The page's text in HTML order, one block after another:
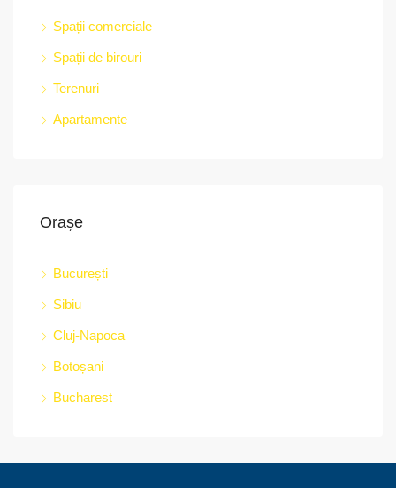
Spații comerciale
Spații de birouri
Terenuri
Apartamente
Orașe
București
Sibiu
Cluj-Napoca
Botoșani
Bucharest